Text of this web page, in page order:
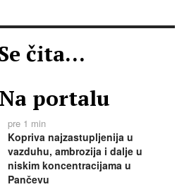
čita...
portalu
pre 1 min
Kopriva najzastupljenija u
vazduhu, ambrozija i dalje u
niskim koncentracijama u
Pančevu